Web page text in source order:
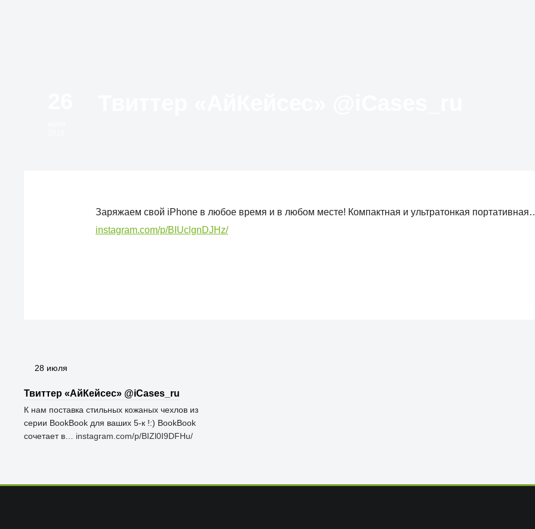
Заряжаем свой iPhone в любое время и в любом месте! Компактная и ультратонкая
instagram.com/p/BIUclgnDJHz/
28 июля
Твиттер «АйКейсес» ‏@iCases_ru
К нам поставка стильных кожаных чехлов из
серии BookBook для ваших 5-к !:) BookBook
сочетает в… instagram.com/p/BIZl0I9DFHu/